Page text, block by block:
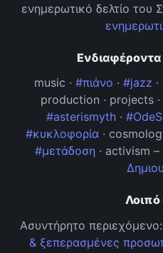
ενημερωτικό δελτίο του
music · #πιάνο · #jazz
production · projects
#asterismyth·
#κυκλοφορία·
#μετάδοση· activism –
Λοιπό
Ασυντήρητο
& ξεπερασμένες